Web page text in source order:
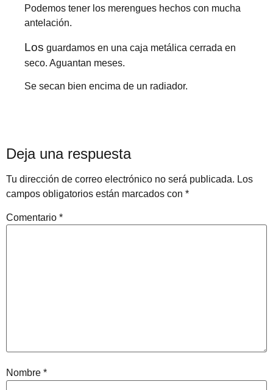
Podemos tener los merengues hechos con mucha
antelación.
Los guardamos en una caja metálica cerrada en
seco. Aguantan meses.
Se secan bien encima de un radiador.
Deja una respuesta
Tu dirección de correo electrónico no será publicada. Los
campos obligatorios están marcados con *
Comentario *
Nombre *